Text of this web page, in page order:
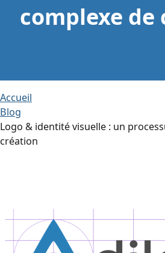
complexe de
Accueil
Blog
Logo & identité visuelle : un
création